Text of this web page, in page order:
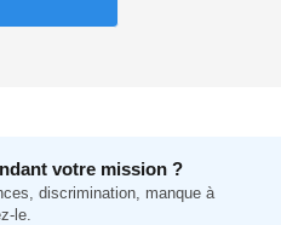
votre mission ?
discrimination, manque à
le.